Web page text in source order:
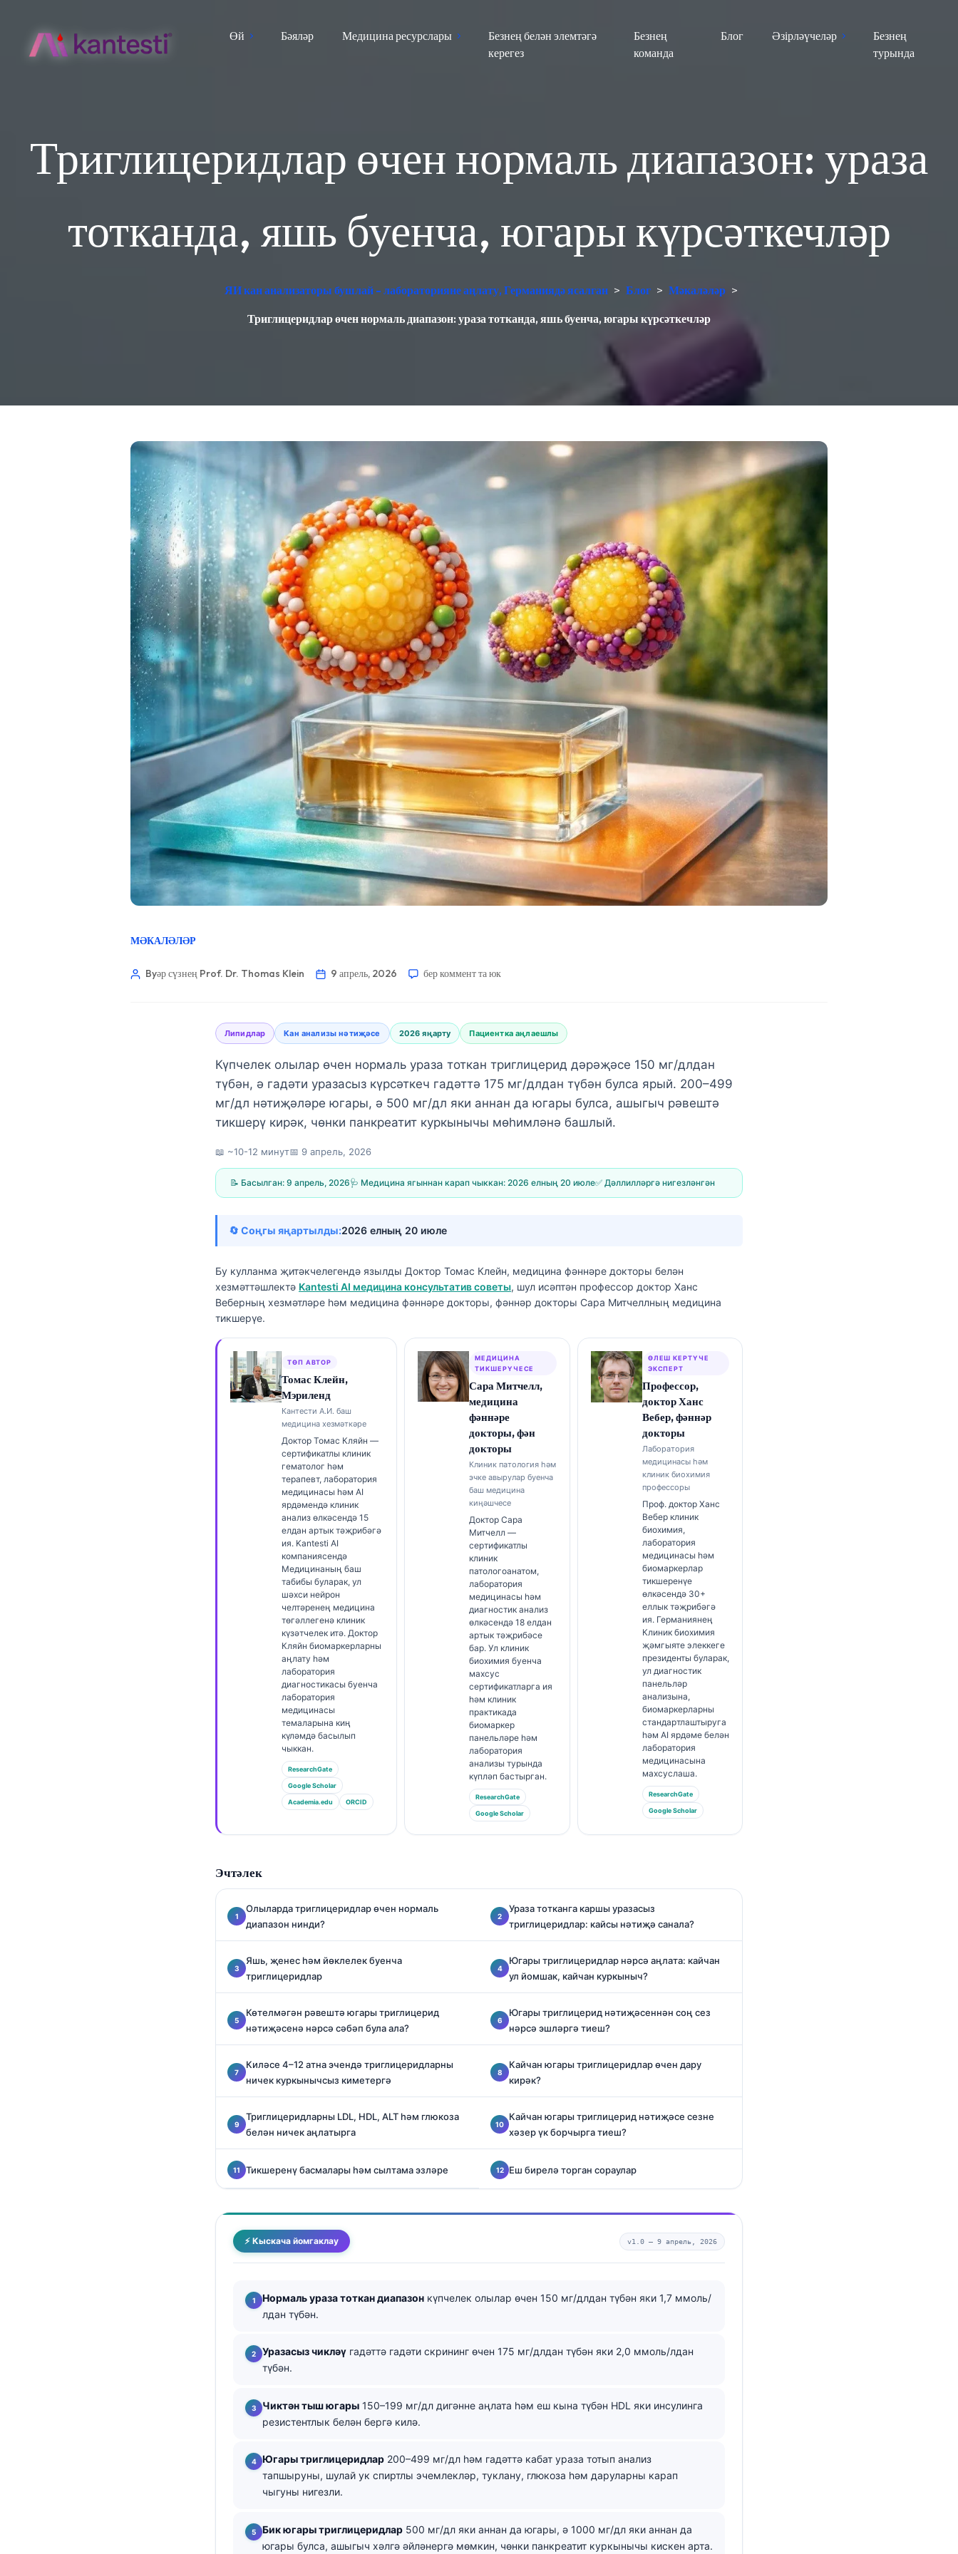
Өй Бәяләр Медицина ресурслары
Безнең белән элемтәгә
керегез
Безнең
команда
Блог Әзірләүчеләр
Безнең
турында
Триглицеридлар өчен нормаль диапазон: ураза
тотканда, яшь буенча, югары күрсәткечләр
ЯИ кан анализаторы бушлай - лабораторияне аңлату, Германиядә ясалган > Блог > Мәкаләләр >
Триглицеридлар өчен нормаль диапазон: ураза тотканда, яшь буенча, югары күрсәткечләр
МӘКАЛӘЛӘР
Byәр сүзнең Prof. Dr. Thomas Klein 9 апрель, 2026 бер коммент та юк
Липидлар Кан анализы нәтиҗәсе 2026 яңарту Пациентка аңлаешлы
Күпчелек олылар өчен нормаль ураза тоткан триглицерид дәрәҗәсе 150 мг/длдан
түбән, ә гадәти уразасыз күрсәткеч гадәттә 175 мг/длдан түбән булса ярый. 200–499
мг/дл нәтиҗәләре югары, ә 500 мг/дл яки аннан да югары булса, ашыгыч рәвештә
тикшерү кирәк, чөнки панкреатит куркынычы мөһимләнә башлый.
📖 ~10-12 минут📅 9 апрель, 2026
📝 Басылган: 9 апрель, 2026🩺 Медицина ягыннан карап чыккан: 2026 елның 20 июле✅ Дәллилләргә нигезләнгән
🔄 Соңгы яңартылды:2026 елның 20 июле
Бу кулланма җитәкчелегендә язылды Доктор Томас Клейн, медицина фәннәре докторы белән
хезмәттәшлектә Kantesti AI медицина консультатив советы, шул исәптән профессор доктор Ханс
Веберның хезмәтләре һәм медицина фәннәре докторы, фәннәр докторы Сара Митчеллның медицина
тикшерүе.
ТӨП АВТОР
Томас Клейн,
Мэриленд
Кантести А.И. баш
медицина хезмәткәре
Доктор Томас Кляйн —
сертификатлы клиник
гематолог һәм
терапевт, лаборатория
медицинасы һәм AI
ярдәмендә клиник
анализ өлкәсендә 15
елдан артык тәҗрибәгә
ия. Kantesti AI
компаниясендә
Медицинаның баш
табибы буларак, ул
шәхси нейрон
челтәренең медицина
төгәллегенә клиник
күзәтчелек итә. Доктор
Кляйн биомаркерларны
аңлату һәм
лаборатория
диагностикасы буенча
лаборатория
медицинасы
темаларына киң
күләмдә басылып
чыккан.
ResearchGate
Google Scholar
Academia.edu ORCID
МЕДИЦИНА
ТИКШЕРҮЧЕСЕ
Сара Митчелл,
медицина
фәннәре
докторы, фән
докторы
Клиник патология һәм
эчке авырулар буенча
баш медицина
киңәшчесе
Доктор Сара
Митчелл —
сертификатлы
клиник
патологоанатом,
лаборатория
медицинасы һәм
диагностик анализ
өлкәсендә 18 елдан
артык тәҗрибәсе
бар. Ул клиник
биохимия буенча
махсус
сертификатларга ия
һәм клиник
практикада
биомаркер
панельләре һәм
лаборатория
анализы турында
күпләп бастырган.
ResearchGate
Google Scholar
ӨЛЕШ КЕРТҮЧЕ
ЭКСПЕРТ
Профессор,
доктор Ханс
Вебер, фәннәр
докторы
Лаборатория
медицинасы һәм
клиник биохимия
профессоры
Проф. доктор Ханс
Вебер клиник
биохимия,
лаборатория
медицинасы һәм
биомаркерлар
тикшеренүе
өлкәсендә 30+
еллык тәҗрибәгә
ия. Германиянең
Клиник биохимия
җәмгыяте элеккеге
президенты буларак,
ул диагностик
панельләр
анализына,
биомаркерларны
стандартлаштыруга
һәм AI ярдәме белән
лаборатория
медицинасына
махсуслаша.
ResearchGate
Google Scholar
Эчтәлек
Олыларда триглицеридлар өчен нормаль
диапазон нинди?
Ураза тотканга каршы уразасыз
триглицеридлар: кайсы нәтиҗә санала?
Яшь, җенес һәм йөклелек буенча
триглицеридлар
Югары триглицеридлар нәрсә аңлата: кайчан
ул йомшак, кайчан куркыныч?
Көтелмәгән рәвештә югары триглицерид
нәтиҗәсенә нәрсә сәбәп була ала?
Югары триглицерид нәтиҗәсеннән соң сез
нәрсә эшләргә тиеш?
Киләсе 4–12 атна эчендә триглицеридларны
ничек куркынычсыз киметергә
Кайчан югары триглицеридлар өчен дару
кирәк?
Триглицеридларны LDL, HDL, ALT һәм глюкоза
белән ничек аңлатырга
Кайчан югары триглицерид нәтиҗәсе сезне
хәзер үк борчырга тиеш?
Тикшеренү басмалары һәм сылтама эзләре Еш бирелә торган сораулар
⚡ Кыскача йомгаклау v1.0 — 9 апрель, 2026
Нормаль ураза тоткан диапазон күпчелек олылар өчен 150 мг/длдан түбән яки 1,7 ммоль/
лдан түбән.
Уразасыз чикләү гадәттә гадәти скрининг өчен 175 мг/длдан түбән яки 2,0 ммоль/лдан
түбән.
Чиктән тыш югары 150–199 мг/дл дигәнне аңлата һәм еш кына түбән HDL яки инсулинга
резистентлык белән бергә килә.
Югары триглицеридлар 200–499 мг/дл һәм гадәттә кабат ураза тотып анализ
тапшыруны, шулай ук спиртлы эчемлекләр, туклану, глюкоза һәм даруларны карап
чыгуны нигезли.
Бик югары триглицеридлар 500 мг/дл яки аннан да югары, ә 1000 мг/дл яки аннан да
югары булса, ашыгыч хәлгә әйләнергә мөмкин, чөнки панкреатит куркынычы кискен арта.